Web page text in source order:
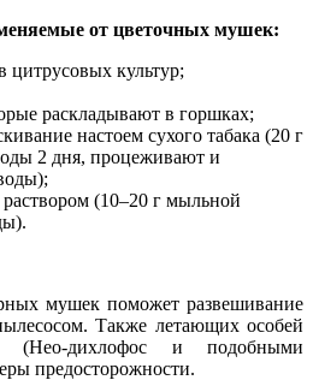
от цветочных мушек:
цитрусовых культур;
раскладывают в горшках;
настоем сухого табака (20 г
2 дня, процеживают и
(10–20 г мыльной
мушек поможет развешивание
Также летающих особей
(Нео-дихлофос и подобными
предосторожности.